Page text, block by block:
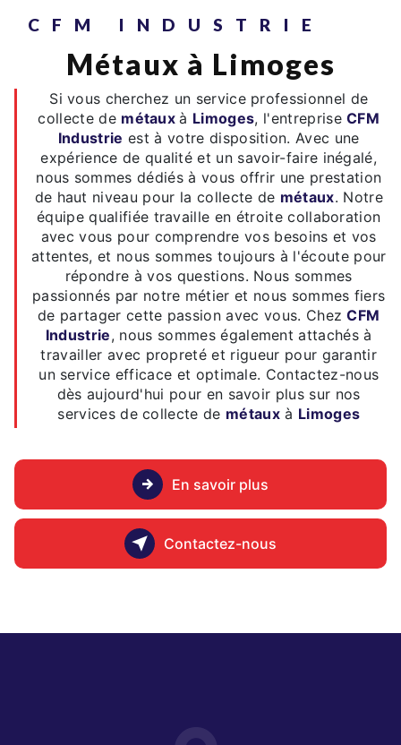
CFM INDUSTRIE
métaux à Limoges
Si vous cherchez un service professionnel de
collecte de métauxà Limoges, l'entrepriseCFM
Industrie est à votre disposition. Avec une
expérience de qualité et un savoir-faire inégalé,
nous sommes dédiés à vous offrir une prestation
de haut niveau pour la collecte de métaux. Notre
équipe qualifiée travaille en étroite collaboration
avec vous pour comprendre vos besoins et vos
attentes, et nous sommes toujours à l'écoute pour
répondre à vos questions. Nous sommes
passionnés par notre métier et nous sommes fiers
de partager cette passion avec vous. ChezCFM
Industrie, nous sommes également attachés à
travailler avec propreté et rigueur pour garantir
un service efficace et optimale. Contactez-nous
dès aujourd'hui pour en savoir plus sur nos
services de collecte de métauxà Limoges
En savoir plus
Contactez-nous